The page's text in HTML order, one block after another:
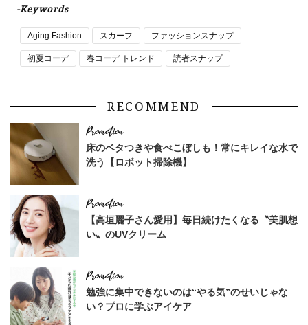
-Keywords
Aging Fashion スカーフ ファッションスナップ
初夏コーデ 春コーデ トレンド 読者スナップ
RECOMMEND
床のベタつきや食べこぼしも！常にキレイな水で
洗う【ロボット掃除機】
【高垣麗子さん愛用】毎日続けたくなる〝美肌想
い〟のUVクリーム
勉強に集中できないのは“やる気”のせいじゃな
い？プロに学ぶアイケア